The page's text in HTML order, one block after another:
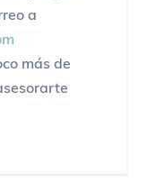
a
más de